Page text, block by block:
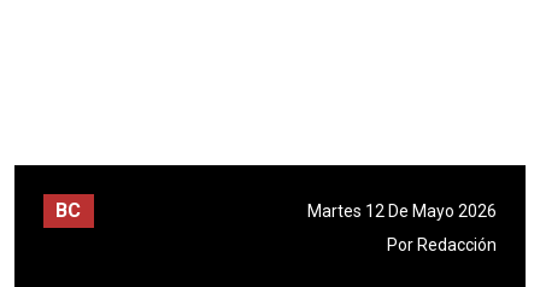
BC
Martes 12 De Mayo 2026
Por Redacción